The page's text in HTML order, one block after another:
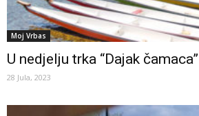
Moj Vrbas
U nedjelju trka “Dajak čamaca”
28 Jula, 2023